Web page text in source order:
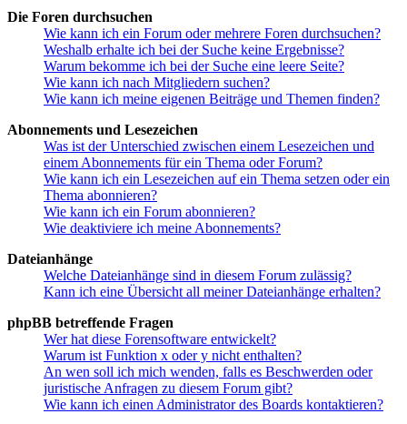
Die Foren durchsuchen
Wie kann ich ein Forum oder mehrere Foren durchsuchen?
Weshalb erhalte ich bei der Suche keine Ergebnisse?
Warum bekomme ich bei der Suche eine leere Seite?
Wie kann ich nach Mitgliedern suchen?
Wie kann ich meine eigenen Beiträge und Themen finden?
Abonnements und Lesezeichen
Was ist der Unterschied zwischen einem Lesezeichen und
einem Abonnements für ein Thema oder Forum?
Wie kann ich ein Lesezeichen auf ein Thema setzen oder ein
Thema abonnieren?
Wie kann ich ein Forum abonnieren?
Wie deaktiviere ich meine Abonnements?
Dateianhänge
Welche Dateianhänge sind in diesem Forum zulässig?
Kann ich eine Übersicht all meiner Dateianhänge erhalten?
phpBB betreffende Fragen
Wer hat diese Forensoftware entwickelt?
Warum ist Funktion x oder y nicht enthalten?
An wen soll ich mich wenden, falls es Beschwerden oder
juristische Anfragen zu diesem Forum gibt?
Wie kann ich einen Administrator des Boards kontaktieren?